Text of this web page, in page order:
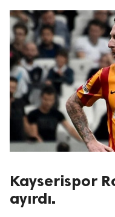
Kayserispor
ayırdı.